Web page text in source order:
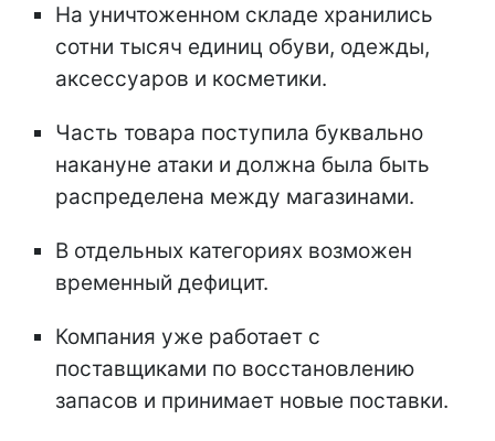
На уничтоженном складе хранились
сотни тысяч единиц обуви, одежды,
аксессуаров и косметики.
Часть товара поступила буквально
накануне атаки и должна была быть
распределена между магазинами.
В отдельных категориях возможен
временный дефицит.
Компания уже работает с
поставщиками по восстановлению
запасов и принимает новые поставки.